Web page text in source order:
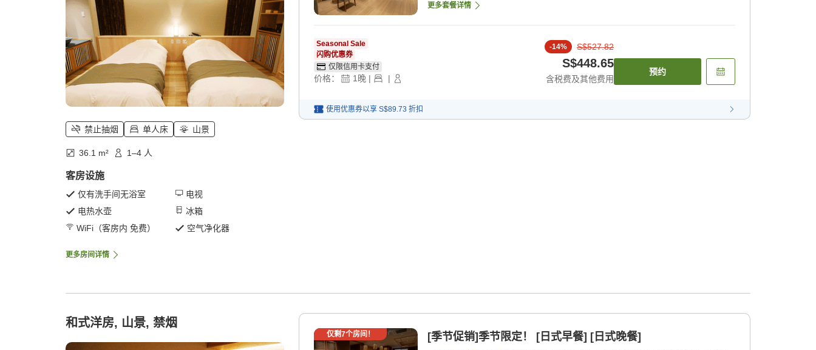
禁止抽烟 单人床 山景
36.1 m² 1–4 人
客房设施
仅有洗手间无浴室
电视
电热水壶
冰箱
WiFi（客房内 免费）
空气净化器
更多房间详情
更多套餐详情
Seasonal Sale
闪购优惠券
仅限信用卡支付
价格： 1晚 | |
-14% S$527.82
S$448.65
含税费及其他费用
预约
使用优惠券以享 S$89.73 折扣
和式洋房, 山景, 禁烟
仅剩7个房间！ [季节促销]季节限定！ [日式早餐] [日式晚餐]